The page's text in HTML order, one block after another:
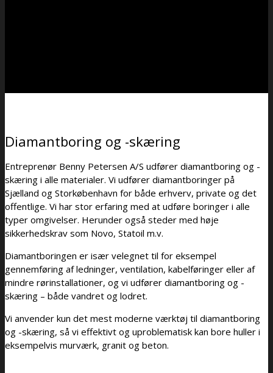
Diamantboring og -skæring
Entreprenør Benny Petersen A/S udfører diamantboring og -
skæring i alle materialer. Vi udfører diamantboringer på
Sjælland og Storkøbenhavn for både erhverv, private og det
offentlige. Vi har stor erfaring med at udføre boringer i alle
typer omgivelser. Herunder også steder med høje
sikkerhedskrav som Novo, Statoil m.v.
Diamantboringen er især velegnet til for eksempel
gennemføring af ledninger, ventilation, kabelføringer eller af
mindre rørinstallationer, og vi udfører diamantboring og -
skæring – både vandret og lodret.
Vi anvender kun det mest moderne værktøj til diamantboring
og -skæring, så vi effektivt og uproblematisk kan bore huller i
eksempelvis murværk, granit og beton.